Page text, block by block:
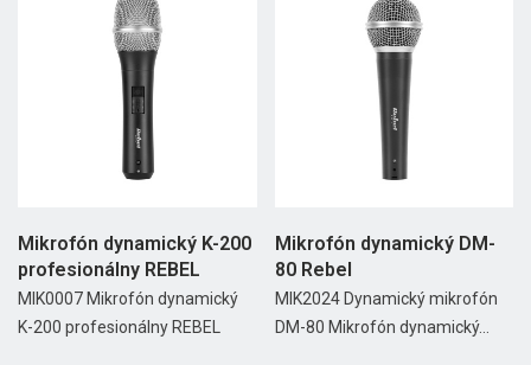
Mikrofón dynamický K-200
profesionálny REBEL
MIK0007 Mikrofón dynamický
K-200 profesionálny REBEL
Mikrofón dynamický DM-
80 Rebel
MIK2024 Dynamický mikrofón
DM-80 Mikrofón dynamický...